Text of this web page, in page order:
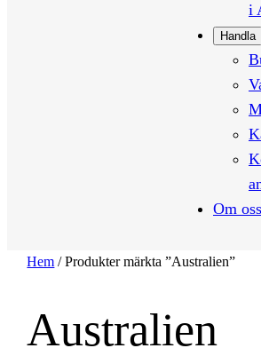
i
Handla
Om oss
Hem / Produkter märkta ”Australien”
Australien